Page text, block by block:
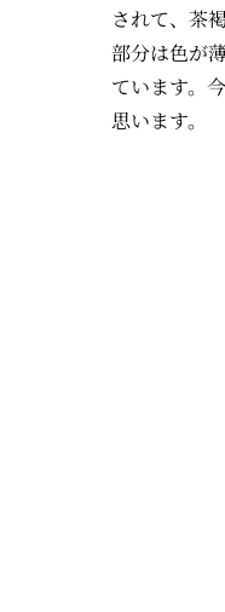
されて、茶
部分は色が
ています。
思います。